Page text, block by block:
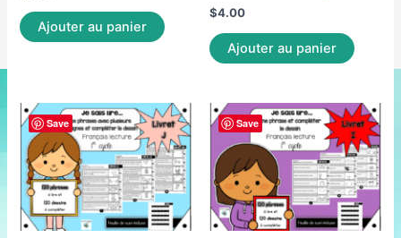
Ajouter au panier
$4.00
Ajouter au panier
Save Save